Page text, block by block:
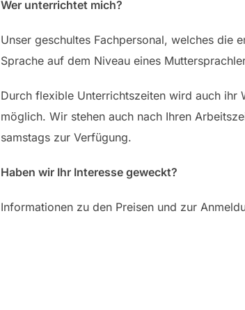
Wer unterrichtet mich?
Unser geschultes Fachpersonal, welches die
Sprache auf dem Niveau eines
Durch flexible Unterrichtszeiten wird auch ihr
möglich. Wir stehen auch nach Ihren
samstags zur Verfügung.
Haben wir Ihr Interesse geweckt?
Informationen zu den Preisen und zur